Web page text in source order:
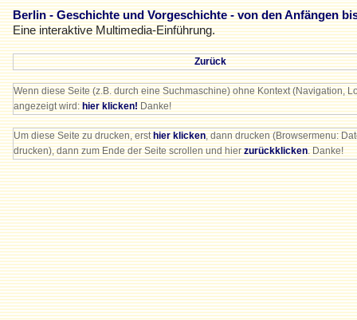
Berlin - Geschichte und Vorgeschichte - von den Anfängen
Eine interaktive Multimedia-Einführung.
Zurück
Wenn diese Seite (z.B. durch eine Suchmaschine) ohne Kontext (Navigation,
angezeigt wird:hier klicken!Danke!
Um diese Seite zu drucken, ersthier klicken, dann drucken (Browsermenu:
drucken), dann zum Ende der Seite scrollen und hierzurückklicken. Danke!